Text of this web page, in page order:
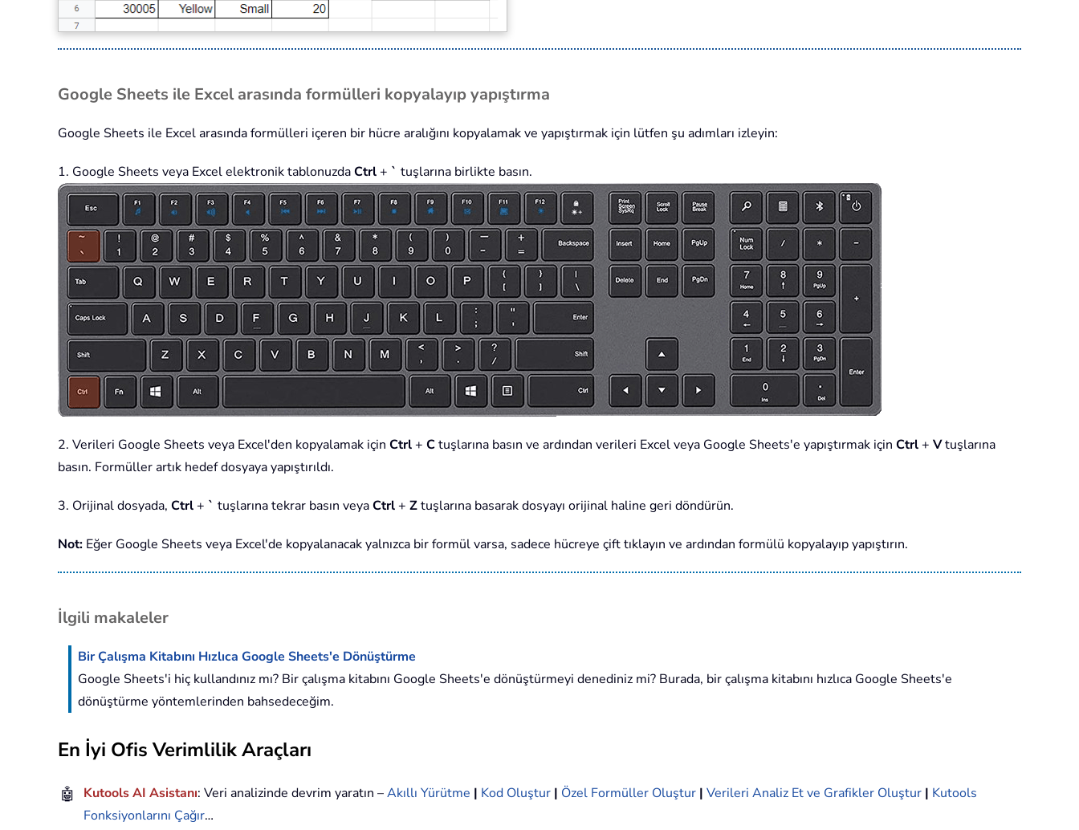
Google Sheets ile Excel arasında formülleri kopyalayıp yapıştırma
Google Sheets ile Excel arasında formülleri içeren bir hücre aralığını kopyalamak ve yapıştırmak için lütfen şu adımları izleyin:
1. Google Sheets veya Excel elektronik tablonuzdaCtrl+ ` tuşlarına birlikte basın.
2. Verileri Google Sheets veya Excel'den kopyalamak için Ctrl+ Ctuşlarına basın ve ardından verileri Excel veya Google Sheets'e yapıştırmak için Ctrl+ Vtuşlarına
basın. Formüller artık hedef dosyaya yapıştırıldı.
3. Orijinal dosyada, Ctrl+ ` tuşlarına tekrar basın veyaCtrl+ Ztuşlarına basarak dosyayı orijinal haline geri döndürün.
Not: Eğer Google Sheets veya Excel'de kopyalanacak yalnızca bir formül varsa, sadece hücreye çift tıklayın ve ardından formülü kopyalayıp yapıştırın.
İlgili makaleler
Bir Çalışma Kitabını Hızlıca Google Sheets'e Dönüştürme
Google Sheets'i hiç kullandınız mı? Bir çalışma kitabını Google Sheets'e dönüştürmeyi denediniz mi? Burada, bir çalışma kitabını hızlıca Google Sheets'e
dönüştürme yöntemlerinden bahsedeceğim.
En İyi Ofis Verimlilik Araçları
🤖 Kutools AI Asistanı: Veri analizinde devrim yaratın –Akıllı Yürütme | Kod Oluştur | Özel Formüller Oluştur | Verileri Analiz Et ve Grafikler Oluştur | Kutools
Fonksiyonlarını Çağır…